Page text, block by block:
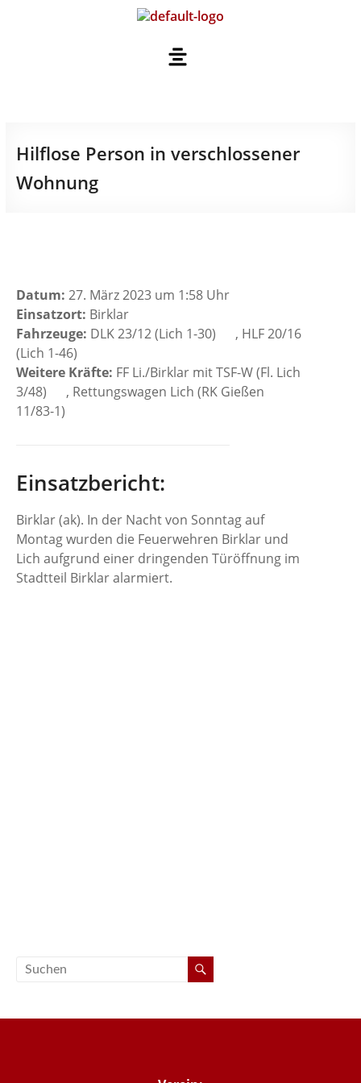
Hilflose Person in verschlossener
Wohnung
Datum: 27. März 2023 um 1:58 Uhr
Einsatzort: Birklar
Fahrzeuge: DLK 23/12 (Lich 1-30)
, HLF 20/16
(Lich 1-46)
Weitere Kräfte: FF Li./Birklar mit TSF-W (Fl. Lich
3/48)
, Rettungswagen Lich (RK Gießen
11/83-1)
Einsatzbericht:
Birklar (ak). In der Nacht von Sonntag auf
Montag wurden die Feuerwehren Birklar und
Lich aufgrund einer dringenden Türöffnung im
Stadtteil Birklar alarmiert.